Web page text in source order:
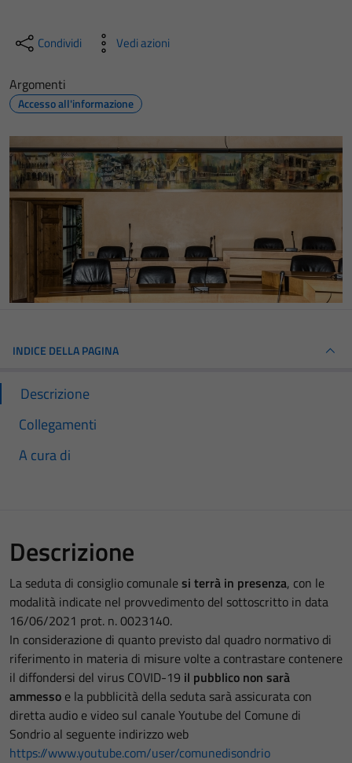
Condividi Vedi azioni
Argomenti
Accesso all'informazione
INDICE DELLA PAGINA
Descrizione
Collegamenti
A cura di
Descrizione
La seduta di consiglio comunalesi terrà in presenza, con le
modalità indicate nel provvedimento del sottoscritto in data
16/06/2021 prot. n. 0023140.
In considerazione di quanto previsto dal quadro normativo di
riferimento in materia di misure volte a contrastare contenere
il diffondersi del virus COVID-19 il pubblico non sarà
ammesso e la pubblicità della seduta sarà assicurata con
diretta audio e video sul canale Youtube del Comune di
Sondrio al seguente indirizzo web
https://www.youtube.com/user/comunedisondrio